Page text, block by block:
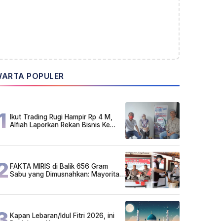
POPULER
Ikut Trading Rugi Hampir Rp 4 M,
Alfiah Laporkan Rekan Bisnis Ke
FAKTA MIRIS di Balik 656 Gram
Sabu yang Dimusnahkan: Mayoritas
Kapan Lebaran/Idul Fitri 2026, ini